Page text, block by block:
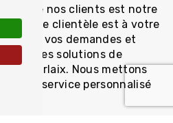
de nos clients est notre
service clientèle est à votre
toutes vos demandes et
solutions de
à Morlaix. Nous mettons
un service personnalisé